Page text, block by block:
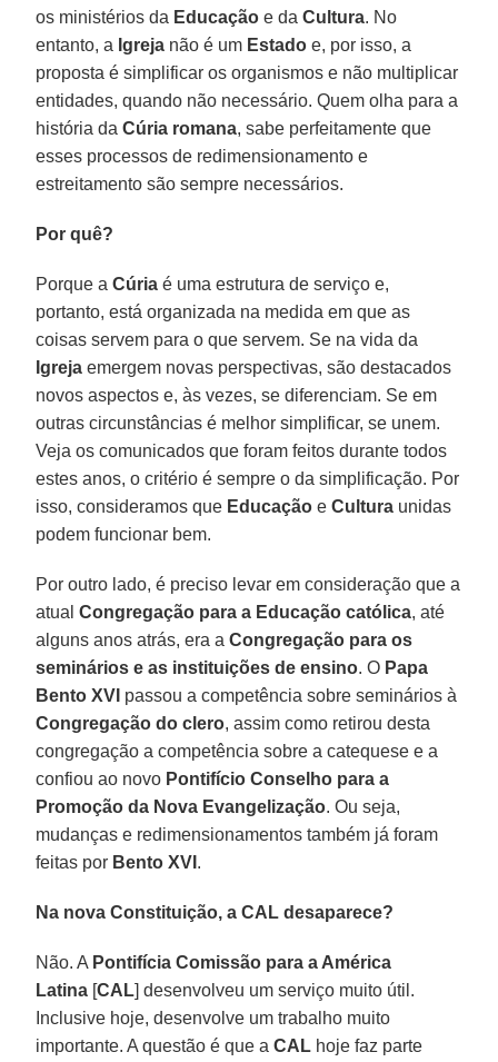
os ministérios da Educação e daCultura. No
entanto, a Igreja não é um Estado e, por isso, a
proposta é simplificar os organismos e não multiplicar
entidades, quando não necessário. Quem olha para a
história daCúria romana, sabe perfeitamente que
esses processos de redimensionamento e
estreitamento são sempre necessários.
Por quê?
Porque aCúria é uma estrutura de serviço e,
portanto, está organizada na medida em que as
coisas servem para o que servem. Se na vida da
Igreja emergem novas perspectivas, são destacados
novos aspectos e, às vezes, se diferenciam. Se em
outras circunstâncias é melhor simplificar, se unem.
Veja os comunicados que foram feitos durante todos
estes anos, o critério é sempre o da simplificação. Por
isso, consideramos que Educação eCultura unidas
podem funcionar bem.
Por outro lado, é preciso levar em consideração que a
atualCongregação para a Educação católica, até
alguns anos atrás, era aCongregação para os
seminários e as instituições de ensino. O Papa
Bento XVI passou a competência sobre seminários à
Congregação do clero, assim como retirou desta
congregação a competência sobre a catequese e a
confiou ao novo Pontifício Conselho para a
Promoção da Nova Evangelização. Ou seja,
mudanças e redimensionamentos também já foram
feitas por Bento XVI .
Na nova Constituição, a CAL desaparece?
Não. A Pontifícia Comissão para a América
Latina [CAL] desenvolveu um serviço muito útil.
Inclusive hoje, desenvolve um trabalho muito
importante. A questão é que aCAL hoje faz parte